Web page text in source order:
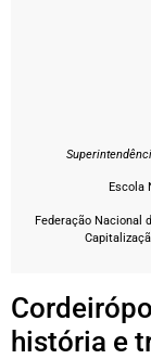
Escola
Federação Nacional
história e